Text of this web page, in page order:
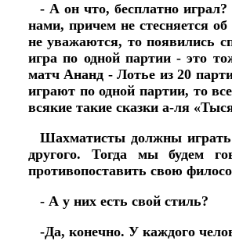
- А он что, бесплатно
нами, причем не стесняется
не уважаются, то появились
игра по одной партии - это
матч Ананд - Лотье из 20
играют по одной партии, то
всякие такие сказки а-ля
Шахматисты должны играть
другого. Тогда мы будем
противопоставить свою
- А у них есть свой стиль?
-Да, конечно. У каждого